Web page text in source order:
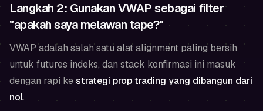
Langkah 2: Gunakan VWAP sebagai filter
"apakah saya melawan tape?"
VWAP adalah salah satu alat alignment paling bersih
untuk futures indeks, dan stack konfirmasi ini masuk
dengan rapi kestrategi prop trading yang dibangun dari
nol.